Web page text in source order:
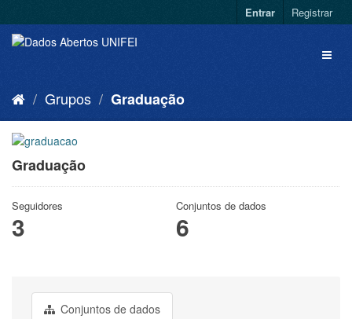
Entrar Registrar
Grupos Graduação
Graduação
Seguidores
3
Conjuntos de dados
6
Conjuntos de dados